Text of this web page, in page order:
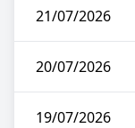
21/07/2026
20/07/2026
19/07/2026